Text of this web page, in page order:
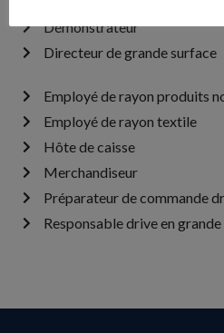
Démonstrateur
Directeur de grande surface
Employé de rayon produits
Employé de rayon textile
Hôte de caisse
Merchandiseur
Préparateur de commande
Responsable drive en